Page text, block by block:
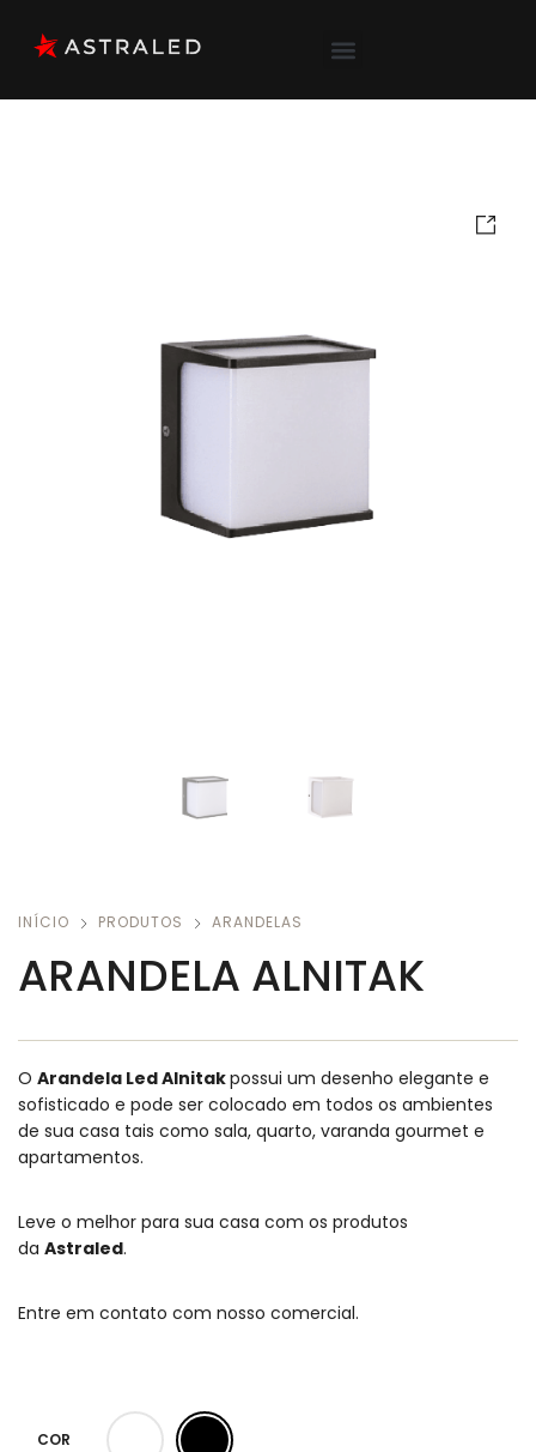
INÍCIO PRODUTOS ARANDELAS
ARANDELA ALNITAK
O Arandela Led Alnitakpossui um desenho elegante e
sofisticado e pode ser colocado em todos os ambientes
de sua casa tais como sala, quarto, varanda gourmet e
apartamentos.
Leve o melhor para sua casa com os produtos
da Astraled.
Entre em contato com nosso comercial.
COR